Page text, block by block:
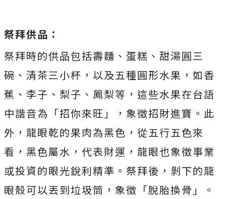
祭拜供品：
祭拜時的供品包括壽麵、蛋糕、甜湯圓三
碗、清茶三小杯，以及五種圓形水果，如香
蕉、李子、梨子、鳳梨等，這些水果在台語
中諧音為「招你來旺」，象徵招財進寶。此
外，龍眼乾的果肉為黑色，從五行五色來
看，黑色屬水，代表財運，龍眼也象徵事業
或投資的眼光銳利精準。祭拜後，剝下的龍
眼殼可以丟到垃圾筒，象徵「脫胎換骨」。